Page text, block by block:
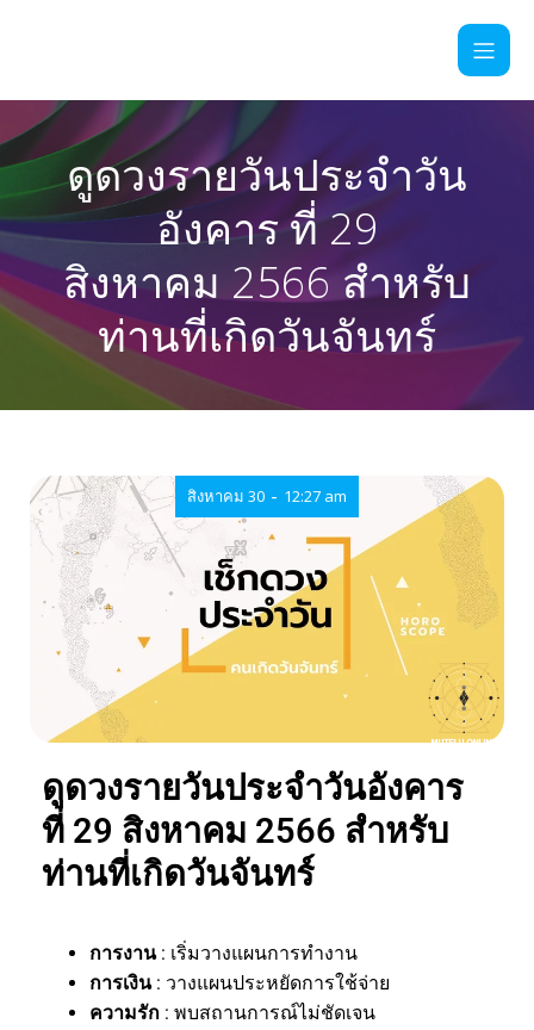
ดูดวงรายวันประจำวัน
อังคาร ที่ 29
สิงหาคม 2566 สำหรับ
ท่านที่เกิดวันจันทร์
สิงหาคม 30 - 12:27 am
ดูดวงรายวันประจำวันอังคาร
ที่ 29 สิงหาคม 2566 สำหรับ
ท่านที่เกิดวันจันทร์
การงาน : เริ่มวางแผนการทำงาน
การเงิน : วางแผนประหยัดการใช้จ่าย
ความรัก : พบสถานการณ์ไม่ชัดเจน